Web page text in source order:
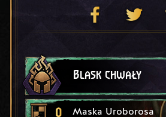
Blask chwały
0 Maska Uroborosa